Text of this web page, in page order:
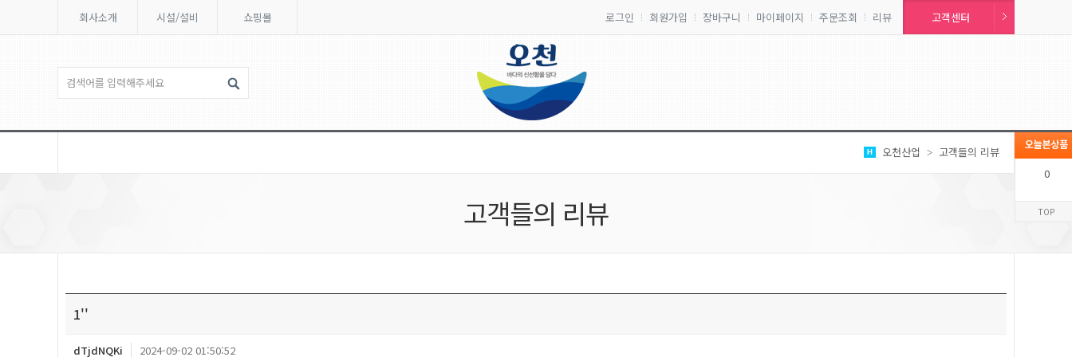
회사소개 시설/설비 쇼핑몰 로그인 회원가입 장바구니 마이페이지 주문조회 리뷰 고객센터
오천산업 > 고객들의 리뷰
고객들의 리뷰
1''
dTjdNQKi 2024-09-02 01:50:52
0
TOP